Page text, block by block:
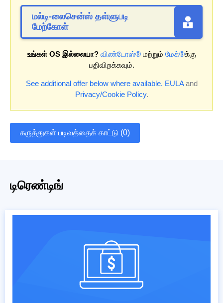
மல்டி-லைசென்ஸ் தள்ளுபடி
மேற்கோள்
உங்கள் OS இல்லையா? விண்டோஸ்®மற்றும் மேக்®க்கு
பதிவிறக்கவும்.
See additional offer below where available. EULAand
Privacy/Cookie Policy.
கருத்துகள் படிவத்தைக் காட்டு (0)
டிரெண்டிங்